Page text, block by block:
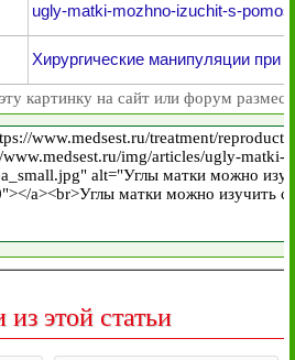
ugly-matki-mozhno-izuchit-s-
Хирургические манипуляции при
картинку на сайт или форум
этой статьи